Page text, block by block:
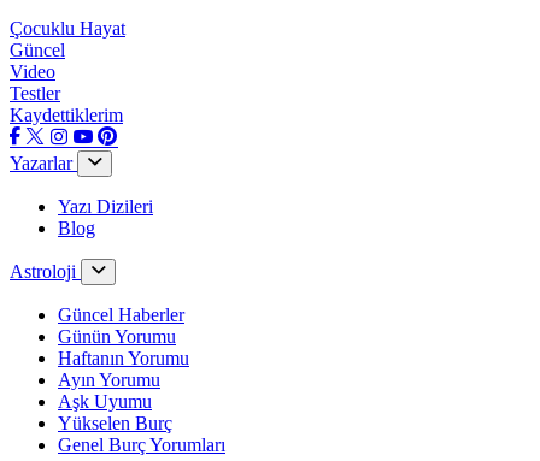
Çocuklu Hayat
Güncel
Video
Testler
Kaydettiklerim
Yazarlar
Yazı Dizileri
Blog
Astroloji
Güncel Haberler
Günün Yorumu
Haftanın Yorumu
Ayın Yorumu
Aşk Uyumu
Yükselen Burç
Genel Burç Yorumları